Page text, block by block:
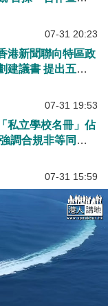
07-31 20:23
港新聞聯向特區政
建議書 提出五項
07-31 19:53
私立學校名冊」佔
調合規非等同
07-31 15:59